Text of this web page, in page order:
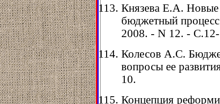
Князева Е.А.
бюджетный
2008. - N 12. -
Колесов А.С.
вопросы ее
10.
Концепция